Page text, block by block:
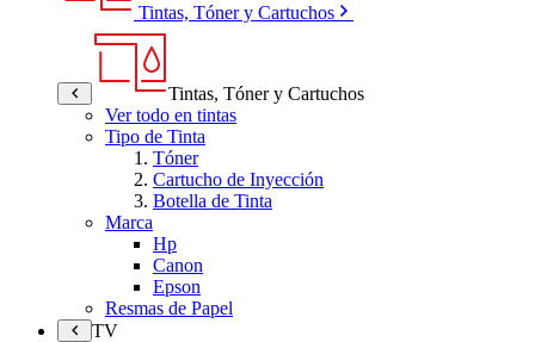
Tintas, Tóner y Cartuchos
Tintas, Tóner y Cartuchos
Ver todo en tintas
Tipo de Tinta
Tóner
Cartucho de Inyección
Botella de Tinta
Marca
Hp
Canon
Epson
Resmas de Papel
TV